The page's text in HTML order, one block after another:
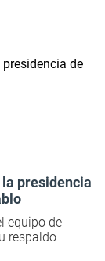
la presidencia
equipo de
respaldo